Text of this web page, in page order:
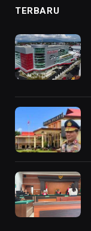
TERBARU